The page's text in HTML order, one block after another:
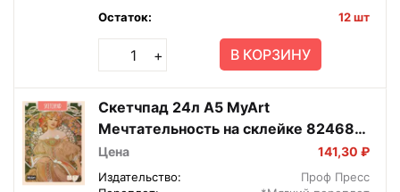
Остаток:
12 шт
+ В КОРЗИНУ
Скетчпад 24л А5 MyArt
Мечтательность на склейке 82468-
2
Цена 141,30 ₽
Издательство:
Проф Пресс